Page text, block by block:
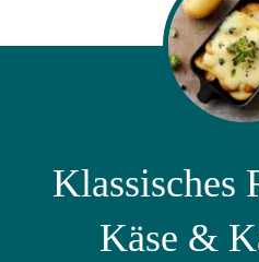
Klassisches
Käse &